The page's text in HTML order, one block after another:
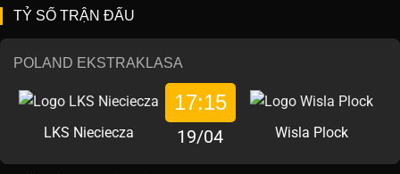
TỶ SỐ TRẬN ĐẤU
POLAND EKSTRAKLASA
LKS Nieciecza
17:15
19/04 Wisla Plock